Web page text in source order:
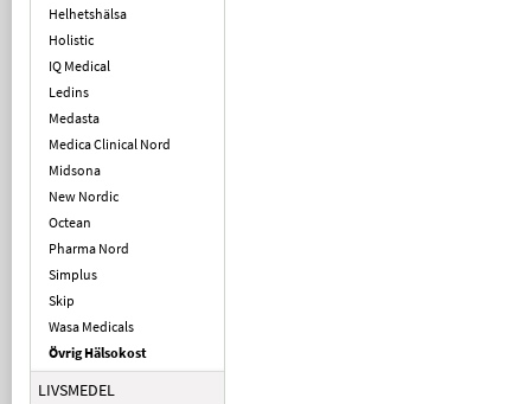
Helhetshälsa
Holistic
IQ Medical
Ledins
Medasta
Medica Clinical Nord
Midsona
New Nordic
Octean
Pharma Nord
Simplus
Skip
Wasa Medicals
Övrig Hälsokost
LIVSMEDEL